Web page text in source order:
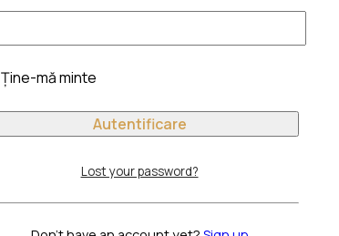
Ține-mă minte
Lost your password?